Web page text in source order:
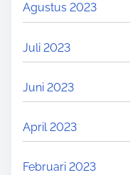
Agustus 2023
Juli 2023
Juni 2023
April 2023
Februari 2023